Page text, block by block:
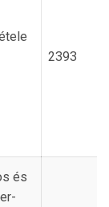
2393
és